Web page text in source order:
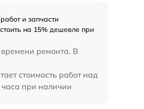
и запчасти
на 15% дешевле при
времени ремонта. В
стоимость работ над
часа при наличии